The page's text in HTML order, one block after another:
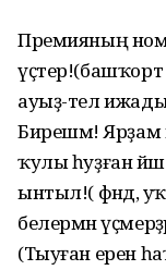
Премияның
үҫтер!(башҡорт
ауыҙ-тел
Бирешмә! Ярҙам
ҡулы һуҙған
ынтыл!( фәндә,
белермән
(Тыуған ерен